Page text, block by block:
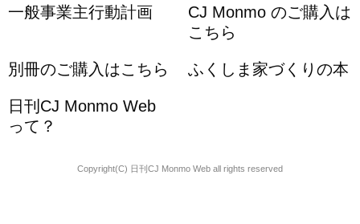
一般事業主行動計画
CJ Monmo のご購入は
こちら
別冊のご購入はこちら ふくしま家づくりの本
日刊CJ Monmo Web
って？
Copyright(C) 日刊CJ Monmo Web all rights reserved